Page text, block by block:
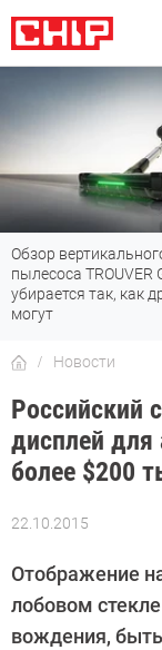
Обзор
пылесоса TROUVER
убирается так, как
могут
Новости
Российский
дисплей для
более $200
22.10.2015
Автор:
Киреев
Отображение
лобовом
вождения,